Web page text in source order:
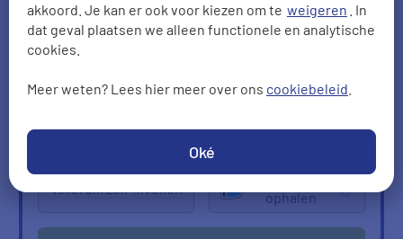
akkoord. Je kan er ook voor kiezen om te weigeren . In
dat geval plaatsen we alleen functionele en analytische
cookies.
Meer weten? Lees hier meer over ons cookiebeleid
Oké
Aantal personen
1 2 3 4 5 0
Verbruik zelf invullen
Verbruik
ophalen